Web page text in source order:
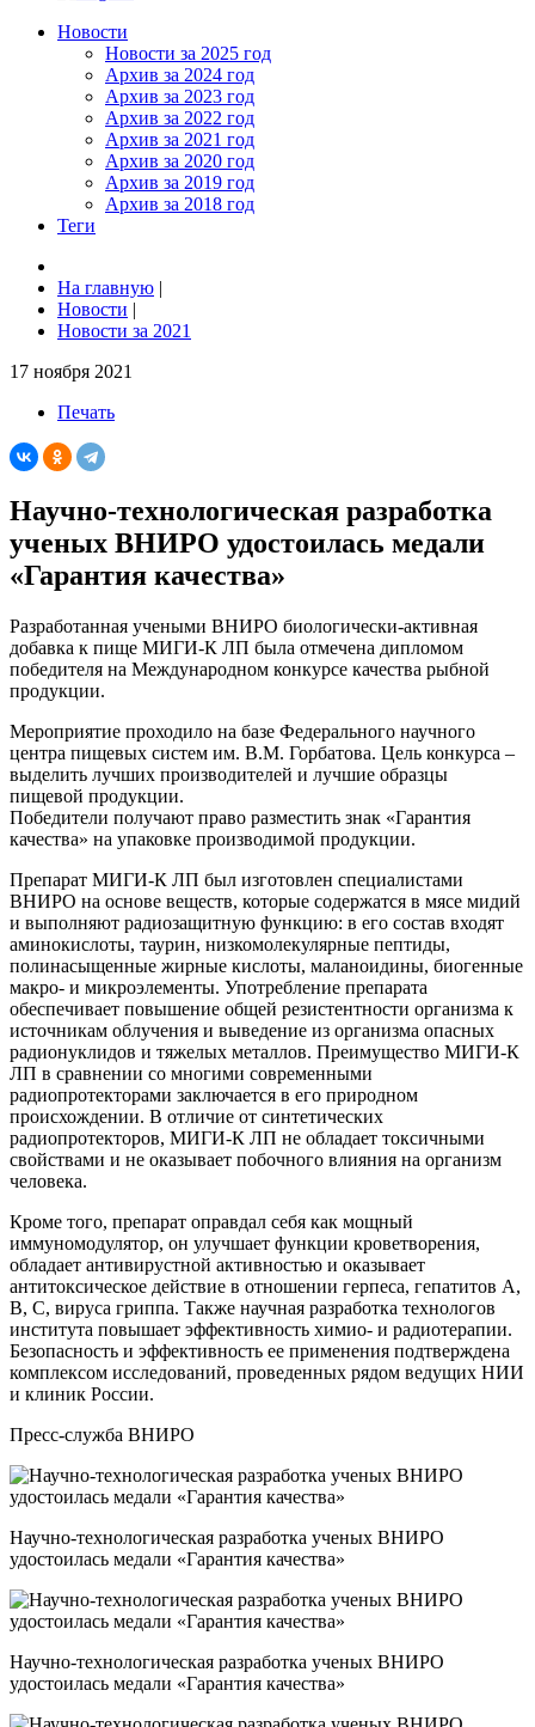
Новости
Новости за 2025 год
Архив за 2024 год
Архив за 2023 год
Архив за 2022 год
Архив за 2021 год
Архив за 2020 год
Архив за 2019 год
Архив за 2018 год
Теги
На главную |
Новости |
Новости за 2021
17 ноября 2021
Печать
Научно-технологическая разработка
ученых ВНИРО удостоилась медали
«Гарантия качества»
Разработанная учеными ВНИРО биологически-активная
добавка к пище МИГИ-К ЛП была отмечена дипломом
победителя на Международном конкурсе качества рыбной
продукции.
Мероприятие проходило на базе Федерального научного
центра пищевых систем им. В.М. Горбатова. Цель конкурса –
выделить лучших производителей и лучшие образцы
пищевой продукции.
Победители получают право разместить знак «Гарантия
качества» на упаковке производимой продукции.
Препарат МИГИ-К ЛП был изготовлен специалистами
ВНИРО на основе веществ, которые содержатся в мясе мидий
и выполняют радиозащитную функцию: в его состав входят
аминокислоты, таурин, низкомолекулярные пептиды,
полинасыщенные жирные кислоты, маланоидины, биогенные
макро- и микроэлементы. Употребление препарата
обеспечивает повышение общей резистентности организма к
источникам облучения и выведение из организма опасных
радионуклидов и тяжелых металлов. Преимущество МИГИ-К
ЛП в сравнении со многими современными
радиопротекторами заключается в его природном
происхождении. В отличие от синтетических
радиопротекторов, МИГИ-К ЛП не обладает токсичными
свойствами и не оказывает побочного влияния на организм
человека.
Кроме того, препарат оправдал себя как мощный
иммуномодулятор, он улучшает функции кроветворения,
обладает антивирустной активностью и оказывает
антитоксическое действие в отношении герпеса, гепатитов А,
В, С, вируса гриппа. Также научная разработка технологов
института повышает эффективность химио- и радиотерапии.
Безопасность и эффективность ее применения подтверждена
комплексом исследований, проведенных рядом ведущих НИИ
и клиник России.
Пресс-служба ВНИРО
Научно-технологическая разработка ученых ВНИРО
удостоилась медали «Гарантия качества»
Научно-технологическая разработка ученых ВНИРО
удостоилась медали «Гарантия качества»